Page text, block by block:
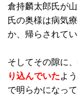
倉持麟太郎氏が
氏の奥様は病気
か、帰らされてい
そしてその隙に、
り込んでいたよ
で明らかになって